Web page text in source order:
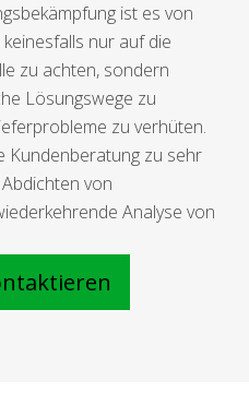
ist es von
nur auf die
zu achten, sondern
Lösungswege zu
zu verhüten.
Kundenberatung zu sehr
von
Analyse von